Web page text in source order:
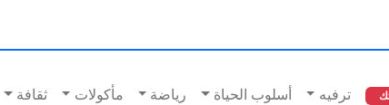
ترفيه أسلوب الحياة رياضة مأكولات ثقافة